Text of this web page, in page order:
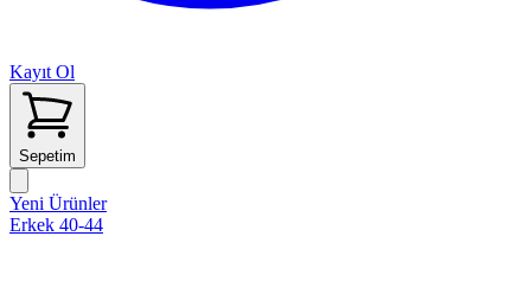
Kayıt Ol
Sepetim
Yeni Ürünler
Erkek 40-44